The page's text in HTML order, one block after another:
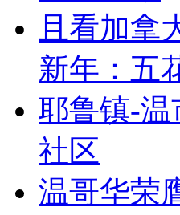
且看加拿
新年：五
耶鲁镇-温
社区
温哥华荣